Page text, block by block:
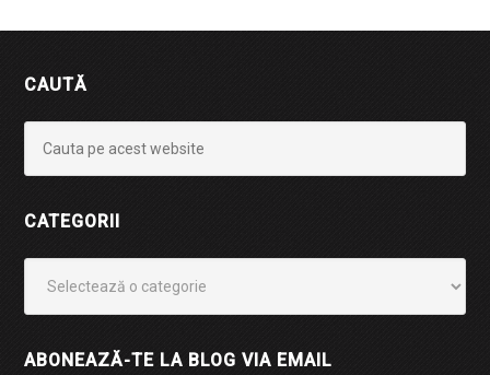
CAUTĂ
CATEGORII
ABONEAZĂ-TE LA BLOG VIA EMAIL